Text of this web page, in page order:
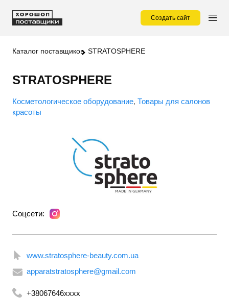
Создать сайт
Каталог поставщиков STRATOSPHERE
STRATOSPHERE
Косметологическое оборудование Товары для салонов
красоты
Соцсети:
www.stratosphere-beauty.com.ua
apparatstratosphere@gmail.com
+38067646xxxx